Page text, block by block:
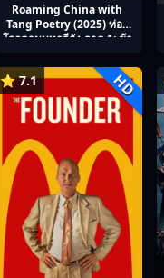
Roaming China with
Tang Poetry (2025) ท่อง
โลกตามบทกวีถัง ภาค 1: ข้า
กวี ซับไทย Ep1-12
⭐ 7.1 HD